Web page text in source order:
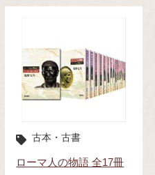
古本・古書
ローマ人の物語 全17冊